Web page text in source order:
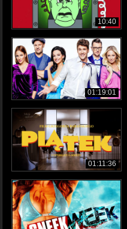
10:40
01:19:01
01:11:36